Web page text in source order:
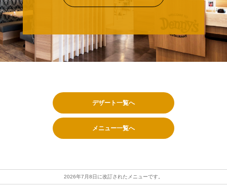
デザート一覧へ
メニュー一覧へ
2026年7月8日に改訂されたメニューです。